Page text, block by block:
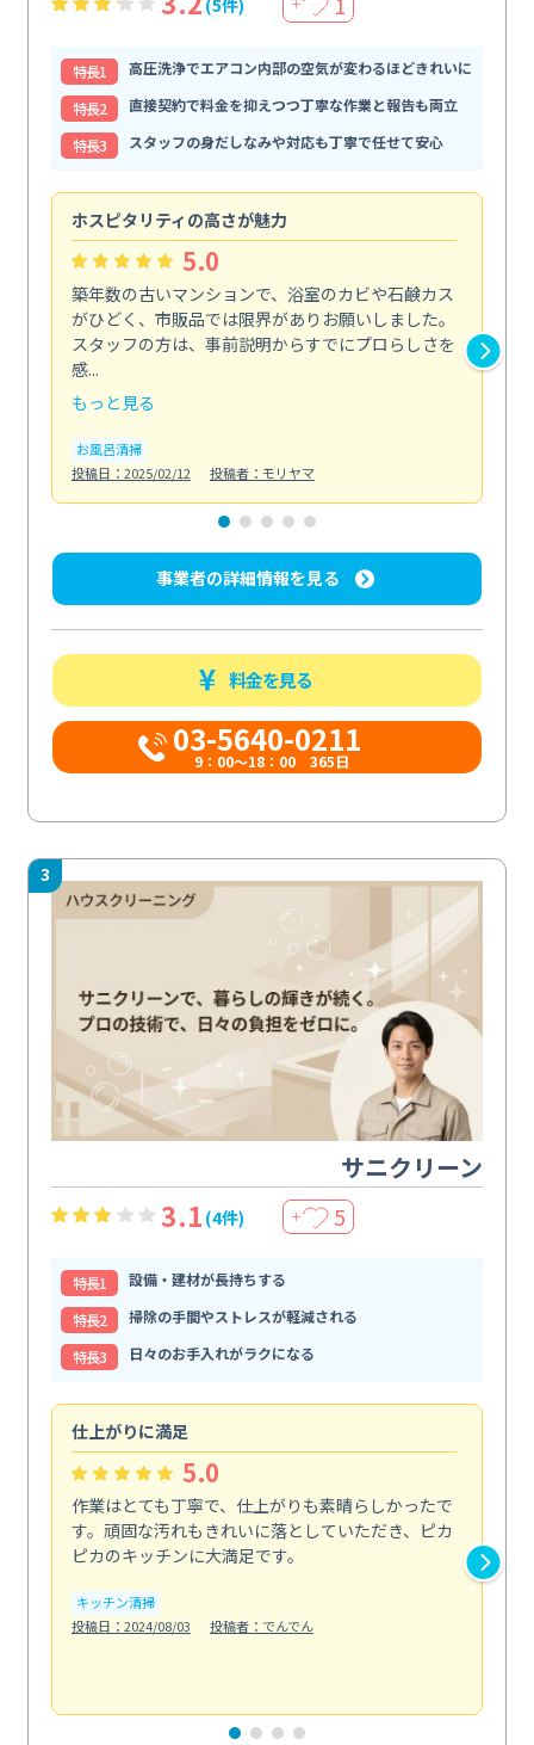
(5件)
特⻑1
高圧洗浄でエアコン内部の空気が変わるほどきれいに
特⻑2
直接契約で料金を抑えつつ丁寧な作業と報告も両立
特⻑3
スタッフの身だしなみや対応も丁寧で任せて安心
ホスピタリティの高さが魅力
5.0
築年数の古いマンションで、浴室のカビや石鹸カス
がひどく、市販品では限界がありお願いしました。
スタッフの方は、事前説明からすでにプロらしさを
感...
もっと見る
お風呂清掃
投稿日：2025/02/12
投稿者：モリヤマ
事業者の詳細情報を見る
料金を見る
03-5640-0211
9：00～18：00 365日
3
サニクリーン
3.1 (4件) ＋ 5
特⻑1
設備・建材が長持ちする
特⻑2
掃除の手間やストレスが軽減される
特⻑3
日々のお手入れがラクになる
仕上がりに満足
5.0
作業はとても丁寧で、仕上がりも素晴らしかったで
す。頑固な汚れもきれいに落としていただき、ピカ
ピカのキッチンに大満足です。
キッチン清掃
投稿日：2024/08/03
投稿者：でんでん